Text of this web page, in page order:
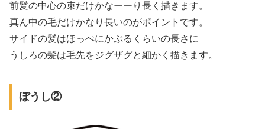
前髪の中心の束だけかなーーり長く描きます。
真ん中の毛だけかなり長いのがポイントです。
サイドの髪はほっぺにかぶるくらいの長さに
うしろの髪は毛先をジグザグと細かく描きます。
ぼうし②